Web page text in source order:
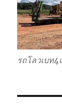
รถโลวเบท